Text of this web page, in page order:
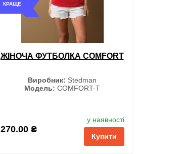
Зелений
Білий
Салатовий
купити в 1 клік
КРАЩЕ
ЖІНОЧА ФУТБОЛКА COMFORT
Виробник: Stedman
Модель: COMFORT-T
270.00 ₴
у наявності
Купити